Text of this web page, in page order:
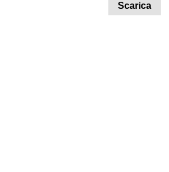
Scarica